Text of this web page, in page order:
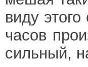
виду
часов
сильный,